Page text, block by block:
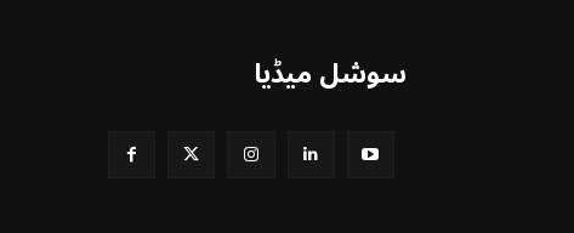
سوشل میڈیا